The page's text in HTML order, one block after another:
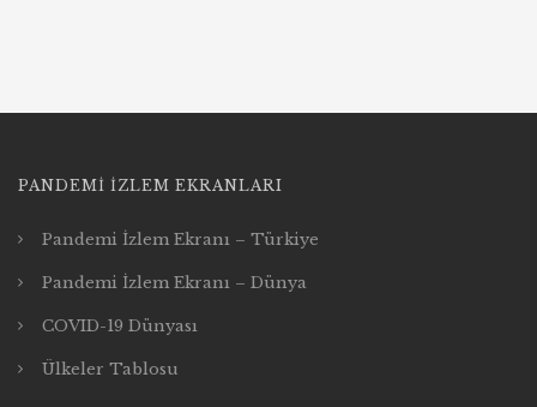
PANDEMI İZLEM EKRANLARI
Pandemi İzlem Ekranı – Türkiye
Pandemi İzlem Ekranı – Dünya
COVID-19 Dünyası
Ülkeler Tablosu